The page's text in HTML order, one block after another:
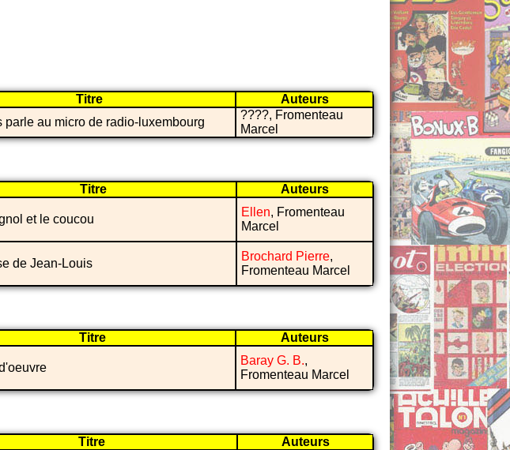
Titre
Auteurs
parle au micro de radio-luxembourg
????, Fromenteau
Marcel
Titre Auteurs
et le coucou
Ellen, Fromenteau
Marcel
de Jean-Louis
Brochard Pierre,
Fromenteau Marcel
Titre Auteurs
Baray G. B.,
Fromenteau Marcel
Titre Auteurs